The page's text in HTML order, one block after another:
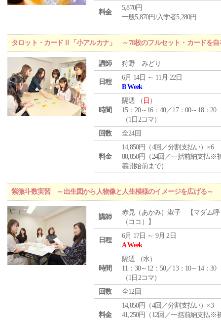
料金
5,870円
一般5,870円/入学者5,280円
タロット・カードⅡ「小アルカナ」 ～78枚のフルセット・カードを自
講師 狩野 みどり
日程
6月 14日 ～ 11月 22日
B Week
時間
隔週 （ 日 ）
15：20～16：40／17：00～18：20
（1日2コマ）
回数
全24回
料金
14,850円（4回／分割支払い）×6
80,850円（24回／一括前納支払※
義開始前まで）
紫微斗数実習 ～出生図から人物像と人生模様のイメージを広げる～
講師
赤見（あかみ）淑子 【マダム呼
（ココ）】
日程
6月 17日 ～ 9月 2日
A Week
時間
隔週 （水）
11：30～12：50／13：10～14：30
（1日2コマ）
回数
全12回
料金
14,850円（4回／分割支払い）×3
41,250円（12回／一括前納支払※